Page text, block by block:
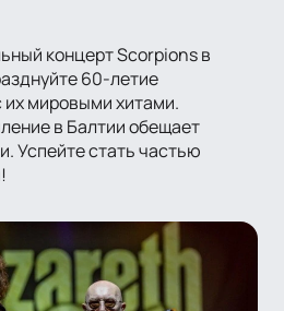
концерт Scorpions в
60-летие
их мировыми хитами.
в Балтии обещает
Успейте стать частью